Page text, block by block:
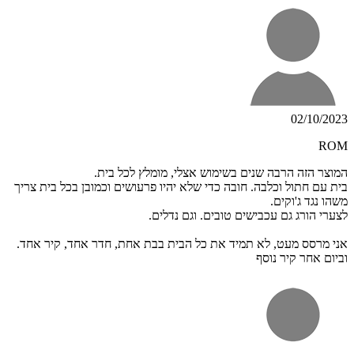
02/10/2023
ROM
המוצר הזה הרבה שנים בשימוש אצלי, מומלץ לכל בית.
בית עם חתול וכלבה. חובה כדי שלא יהיו פרעושים וכמובן בכל בית צריך
משהו נגד ג'וקים.
לצערי הורג גם עכבישים טובים. וגם נדלים.
אני מרסס מעט, לא תמיד את כל הבית בבת אחת, חדר אחד, קיר אחד.
וביום אחר קיר נוסף